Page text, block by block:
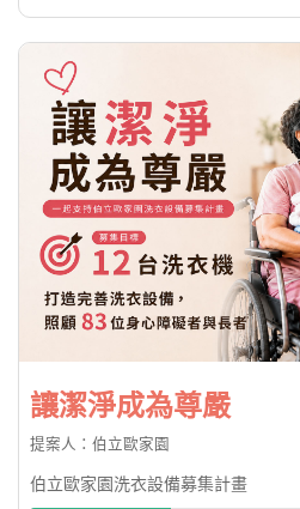
讓潔淨成為尊嚴
提案人：伯立歐家園
伯立歐家園洗衣設備募集計畫